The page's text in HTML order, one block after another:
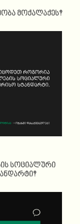
მოქალაქეს?
სოციალური